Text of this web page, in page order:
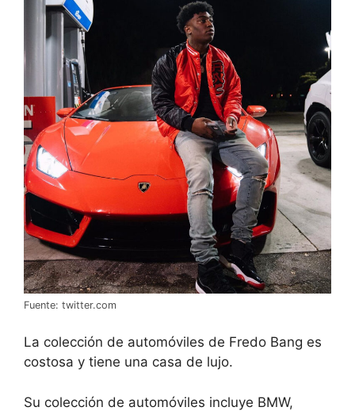
Fuente: twitter.com
La colección de automóviles de Fredo Bang es
costosa y tiene una casa de lujo.
Su colección de automóviles incluye BMW,